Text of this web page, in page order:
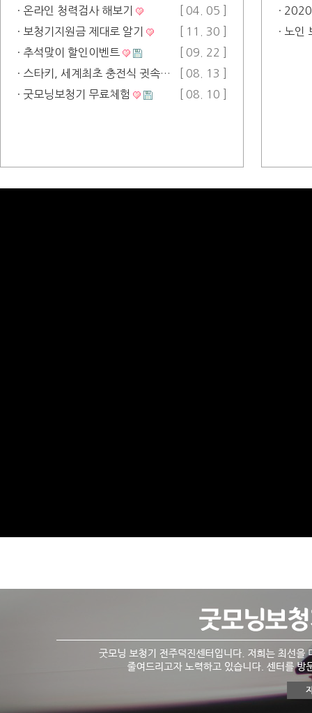
· 온라인 청력검사 해보기
[ 04. 05 ]
· 보청기지원금 제대로 알기
[ 11. 30 ]
· 추석맞이 할인이벤트
[ 09. 22 ]
· 스타키, 세계최초 충전식 귓속형 인공…
[ 08. 13 ]
· 굿모닝보청기 무료체험
[ 08. 10 ]
·